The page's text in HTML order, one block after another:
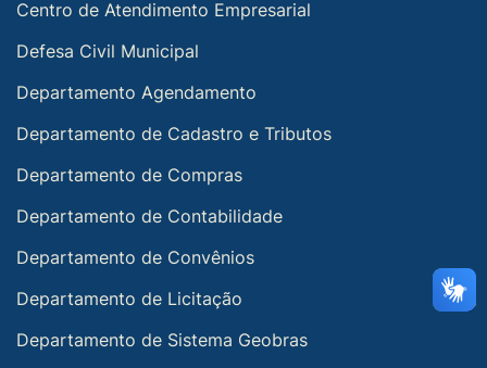
Centro de Atendimento Empresarial
Defesa Civil Municipal
Departamento Agendamento
Departamento de Cadastro e Tributos
Departamento de Compras
Departamento de Contabilidade
Departamento de Convênios
Departamento de Licitação
Departamento de Sistema Geobras